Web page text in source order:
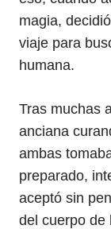
magia,
viaje para
humana.
Tras muchas
anciana
ambas
preparado,
aceptó sin
del cuerpo de